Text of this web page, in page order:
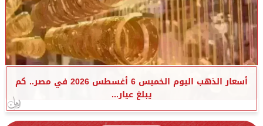
أسعار الذهب اليوم الخميس 6 أغسطس 2026 في مصر.. كم
يبلغ عيار...